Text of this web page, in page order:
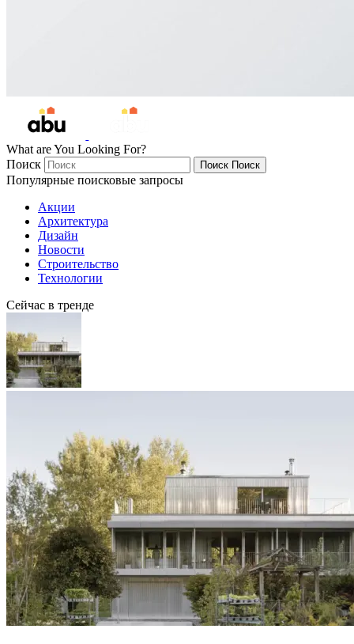
What are You Looking For?
Поиск
Поиск Поиск
Популярные поисковые запросы
Акции
Архитектура
Дизайн
Новости
Строительство
Технологии
Сейчас в тренде